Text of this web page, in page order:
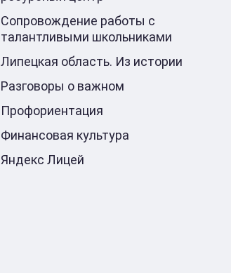
Сопровождение работы с
талантливыми школьниками
Липецкая область. Из истории
Разговоры о важном
Профориентация
Финансовая культура
Яндекс Лицей